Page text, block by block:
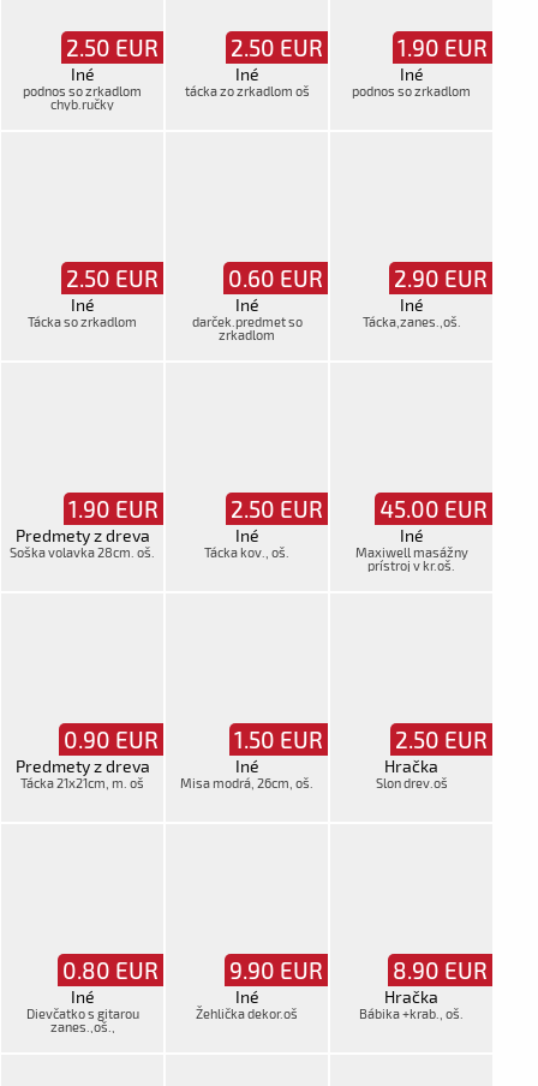
2.50 EUR
Iné
podnos so zrkadlom
chyb.ručky
2.50 EUR
Iné
tácka zo zrkadlom oš
1.90 EUR
Iné
podnos so zrkadlom
2.50 EUR
Iné
Tácka so zrkadlom
0.60 EUR
Iné
darček.predmet so
zrkadlom
2.90 EUR
Iné
Tácka,zanes.,oš.
1.90 EUR
Predmety z dreva
Soška volavka 28cm. oš.
2.50 EUR
Iné
Tácka kov., oš.
45.00 EUR
Iné
Maxiwell masážny
prístroj v kr.oš.
0.90 EUR
Predmety z dreva
Tácka 21x21cm, m. oš
1.50 EUR
Iné
Misa modrá, 26cm, oš.
2.50 EUR
Hračka
Slon drev.oš
0.80 EUR
Iné
Dievčatko s gitarou
zanes.,oš.,
9.90 EUR
Iné
Žehlička dekor.oš
8.90 EUR
Hračka
Bábika +krab., oš.